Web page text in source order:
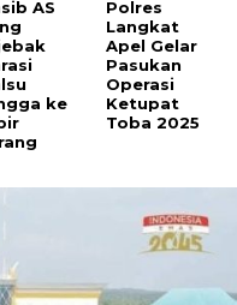
AS
ke
Polres
Langkat
Apel Gelar
Pasukan
Operasi
Ketupat
Toba 2025